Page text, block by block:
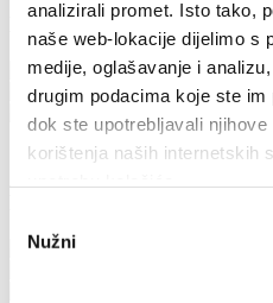
analizirali promet. Isto tako,
naše web-lokacije dijelimo s
medije, oglašavanje i
drugim podacima koje ste
dok ste upotrebljavali
korištenja naših internetskih
pristanka
Nužni
Damir Ćuk
Put Štalija 24,
+385996565132
cuk.damir@gmail.com
1/4